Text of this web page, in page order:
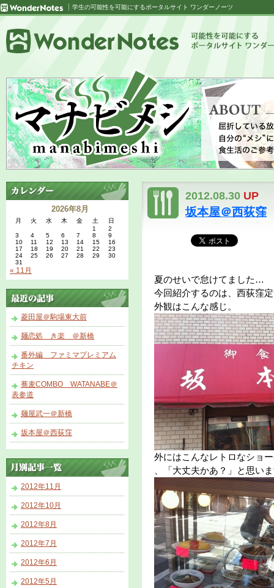
学生の可能性を可能にするポータルサイト ワンダーノーツ
2012.08.30 UP
坂本屋＠西荻窪
夏のせいで怠けてました…
今回紹介するのは、西荻窪
外観はこんな感じ。
外にはこんなレトロなショ
、「大丈夫かあ？」と思い
2026年8月
月 火 水 木 金 土
日
1
2
3
4 5 6 7 8
9
10
11 12 13 14 15
16
17
18 19 20 21 22
23
24
25 26 27 28 29
30
31
« 11月
菱田屋＠駒場東大前
麺恋処 き楽 ＠新橋
番外編 ファミマプレミアム
チキン
蕎麦COMBO WATANABE＠
表参道
麺屋武一＠新橋
坂本屋＠西荻窪
2012年11月
2012年10月
2012年8月
2012年7月
2012年6月
2012年5月